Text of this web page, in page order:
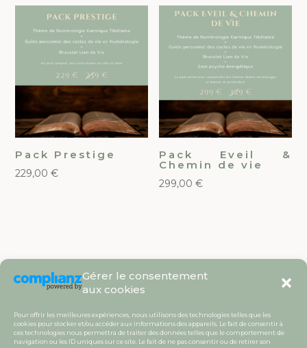
Gérer le consentement
aux cookies
Pour offrir les meilleures expériences, nous utilisons des technologies telles que les
cookies pour stocker et/ou accéder aux informations des appareils. Le fait de consentir à
ces technologies nous permettra de traiter des données telles que le comportement de
navigation ou les ID uniques sur ce site. Le fait de ne pas consentir ou de retirer son
Pack Prestige
229,00€
Pack Eveil &
Chemin de vie
299,00€